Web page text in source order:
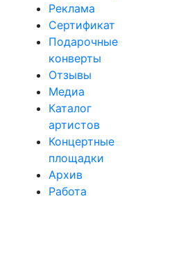
Реклама
Сертификат
Подарочные
конверты
Отзывы
Медиа
Каталог
артистов
Концертные
площадки
Архив
Работа